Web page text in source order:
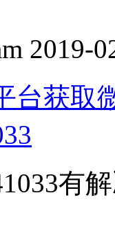
2019-
台获取
有